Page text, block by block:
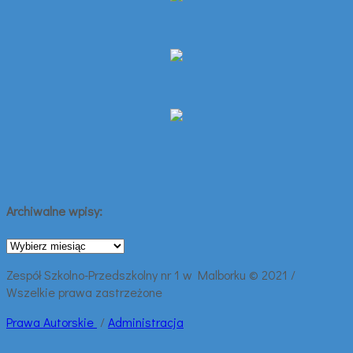
Archiwalne wpisy:
Archiwalne
Zespół Szkolno-Przedszkolny nr 1 w Malborku © 2021 /
Wszelkie prawa zastrzeżone
Prawa Autorskie /Administracja